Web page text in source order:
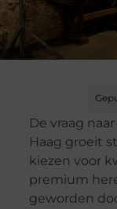
De vraag
Haag groeit
kiezen voor
premium
geworden